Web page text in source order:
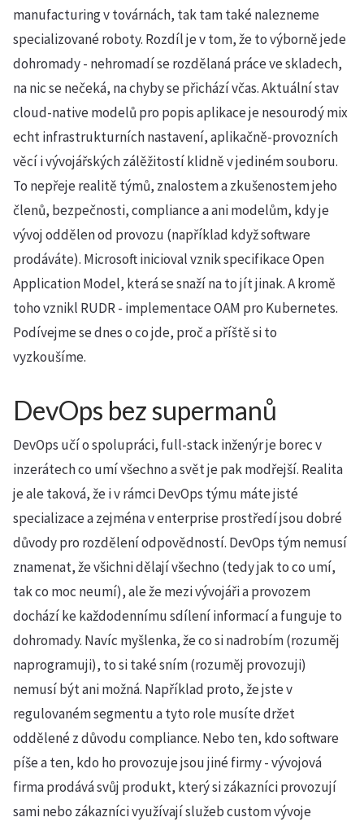
manufacturing v továrnách, tak tam také nalezneme
specializované roboty. Rozdíl je v tom, že to výborně jede
dohromady - nehromadí se rozdělaná práce ve skladech,
na nic se nečeká, na chyby se přichází včas. Aktuální stav
cloud-native modelů pro popis aplikace je nesourodý mix
echt infrastrukturních nastavení, aplikačně-provozních
věcí i vývojářských zálěžitostí klidně v jediném souboru.
To nepřeje realitě týmů, znalostem a zkušenostem jeho
členů, bezpečnosti, compliance a ani modelům, kdy je
vývoj oddělen od provozu (například když software
prodáváte). Microsoft inicioval vznik specifikace Open
Application Model, která se snaží na to jít jinak. A kromě
toho vznikl RUDR - implementace OAM pro Kubernetes.
Podívejme se dnes o co jde, proč a příště si to
vyzkoušíme.
DevOps bez supermanů
DevOps učí o spolupráci, full-stack inženýr je borec v
inzerátech co umí všechno a svět je pak modřejší. Realita
je ale taková, že i v rámci DevOps týmu máte jisté
specializace a zejména v enterprise prostředí jsou dobré
důvody pro rozdělení odpovědností. DevOps tým nemusí
znamenat, že všichni dělají všechno (tedy jak to co umí,
tak co moc neumí), ale že mezi vývojáři a provozem
dochází ke každodennímu sdílení informací a funguje to
dohromady. Navíc myšlenka, že co si nadrobím (rozuměj
naprogramuji), to si také sním (rozuměj provozuji)
nemusí být ani možná. Například proto, že jste v
regulovaném segmentu a tyto role musíte držet
oddělené z důvodu compliance. Nebo ten, kdo software
píše a ten, kdo ho provozuje jsou jiné firmy - vývojová
firma prodává svůj produkt, který si zákazníci provozují
sami nebo zákazníci využívají služeb custom vývoje